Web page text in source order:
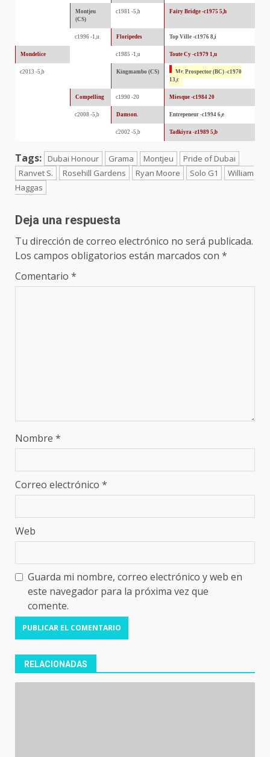
Montjeu
(CS)
c1981 -5,h Fairy Bridge -c1975 5,h
c1996 -1,u Floripedes Top Ville -c1976 8,i
Mondelice c1985 -1,u Toute Cy -c1979 1,u
c2013 -5,b Kingmambo (CS)
Mr. Prospector (BC) -c1970
13,c
Compelling c1990 -20 Miesque -c1984 20
c2008 -5,b Damson. Entrepeneur -c1994 6,e
c2002 -5,b Tadkiyra -z1989 5,b
Tags: Dubai Honour Grama Montjeu
Pride of Dubai
Ranvet S.
Rosehill Gardens Ryan Moore Solo G1
William
Haggas
Deja una respuesta
Tu dirección de correo electrónico no será publicada.
Los campos obligatorios están marcados con *
Comentario *
Nombre *
Correo electrónico *
Web
Guarda mi nombre, correo electrónico y web en
este navegador para la próxima vez que
comente.
RELACIONADAS